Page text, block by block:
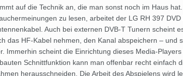
auf die Technik an, die man sonst noch im Haus
zu lesen, arbeitet der LG RH 397
Auch bei externen DVB-T Tunern scheint
das HF-Kabel nehmen, den Kanal abspeichern – und
Immerhin scheint die Einrichtung dieses Media-
Schnittfunktion kann man offenbar recht einfach
herausschneiden. Die Arbeit des Abspielens wird